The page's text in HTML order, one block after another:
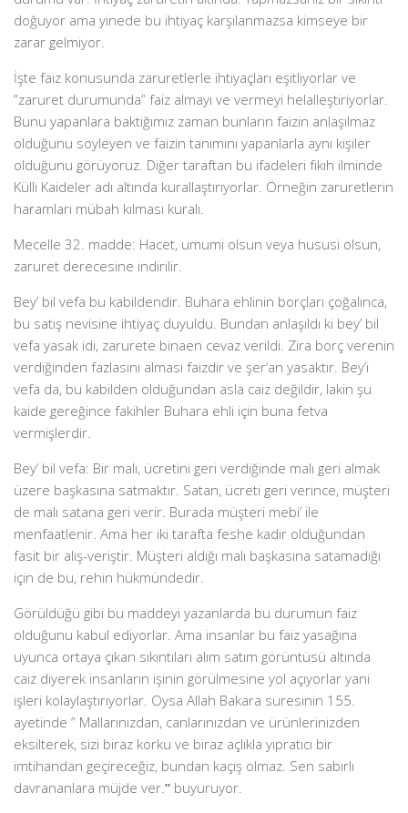
doğuyor ama yinede bu ihtiyaç karşılanmazsa kimseye bir
zarar gelmiyor.
İşte faiz konusunda zaruretlerle ihtiyaçları eşitliyorlar ve
”zaruret durumunda” faiz almayı ve vermeyi helalleştiriyorlar.
Bunu yapanlara baktığımız zaman bunların faizin anlaşılmaz
olduğunu söyleyen ve faizin tanımını yapanlarla aynı kişiler
olduğunu görüyoruz. Diğer taraftan bu ifadeleri fıkıh ilminde
Külli Kaideler adı altında kurallaştırıyorlar. Örneğin zaruretlerin
haramları mübah kılması kuralı.
Mecelle 32. madde: Hacet, umumi olsun veya hususi olsun,
zaruret derecesine indirilir.
Bey’ bil vefa bu kabildendir. Buhara ehlinin borçları çoğalınca,
bu satış nevisine ihtiyaç duyuldu. Bundan anlaşıldı ki bey’ bil
vefa yasak idi, zarurete binaen cevaz verildi. Zira borç verenin
verdiğinden fazlasını alması faizdir ve şer’an yasaktır. Bey’i
vefa da, bu kabilden olduğundan asla caiz değildir, lakin şu
kaide gereğince fakihler Buhara ehli için buna fetva
vermişlerdir.
Bey’ bil vefa: Bir malı, ücretini geri verdiğinde malı geri almak
üzere başkasına satmaktır. Satan, ücreti geri verince, müşteri
de malı satana geri verir. Burada müşteri mebi’ ile
menfaatlenir. Ama her iki tarafta feshe kadir olduğundan
fasit bir alış-veriştir. Müşteri aldığı malı başkasına satamadığı
için de bu, rehin hükmündedir.
Görüldüğü gibi bu maddeyi yazanlarda bu durumun faiz
olduğunu kabul ediyorlar. Ama insanlar bu faiz yasağına
uyunca ortaya çıkan sıkıntıları alım satım görüntüsü altında
caiz diyerek insanların işinin görülmesine yol açıyorlar yani
işleri kolaylaştırıyorlar. Oysa Allah Bakara suresinin 155.
ayetinde ” Mallarınızdan, canlarınızdan ve ürünlerinizden
eksilterek, sizi biraz korku ve biraz açlıkla yıpratıcı bir
imtihandan geçireceğiz, bundan kaçış olmaz. Sen sabırlı
davrananlara müjde ver.” buyuruyor.